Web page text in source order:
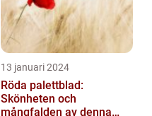
13 januari 2024
Röda palettblad:
Skönheten och
mångfalden av denna